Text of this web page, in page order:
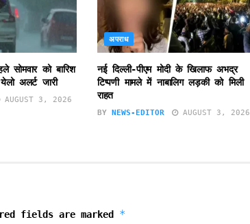
सोमवार को बारिश
अलर्ट जारी
AUGUST 3, 2026
अपराध
नई दिल्ली-पीएम मोदी के खिलाफ अभद्र
टिप्पणी मामले में नाबालिग लड़की को मिली
राहत
BY NEWS-EDITOR AUGUST 3, 2026
fields are marked *